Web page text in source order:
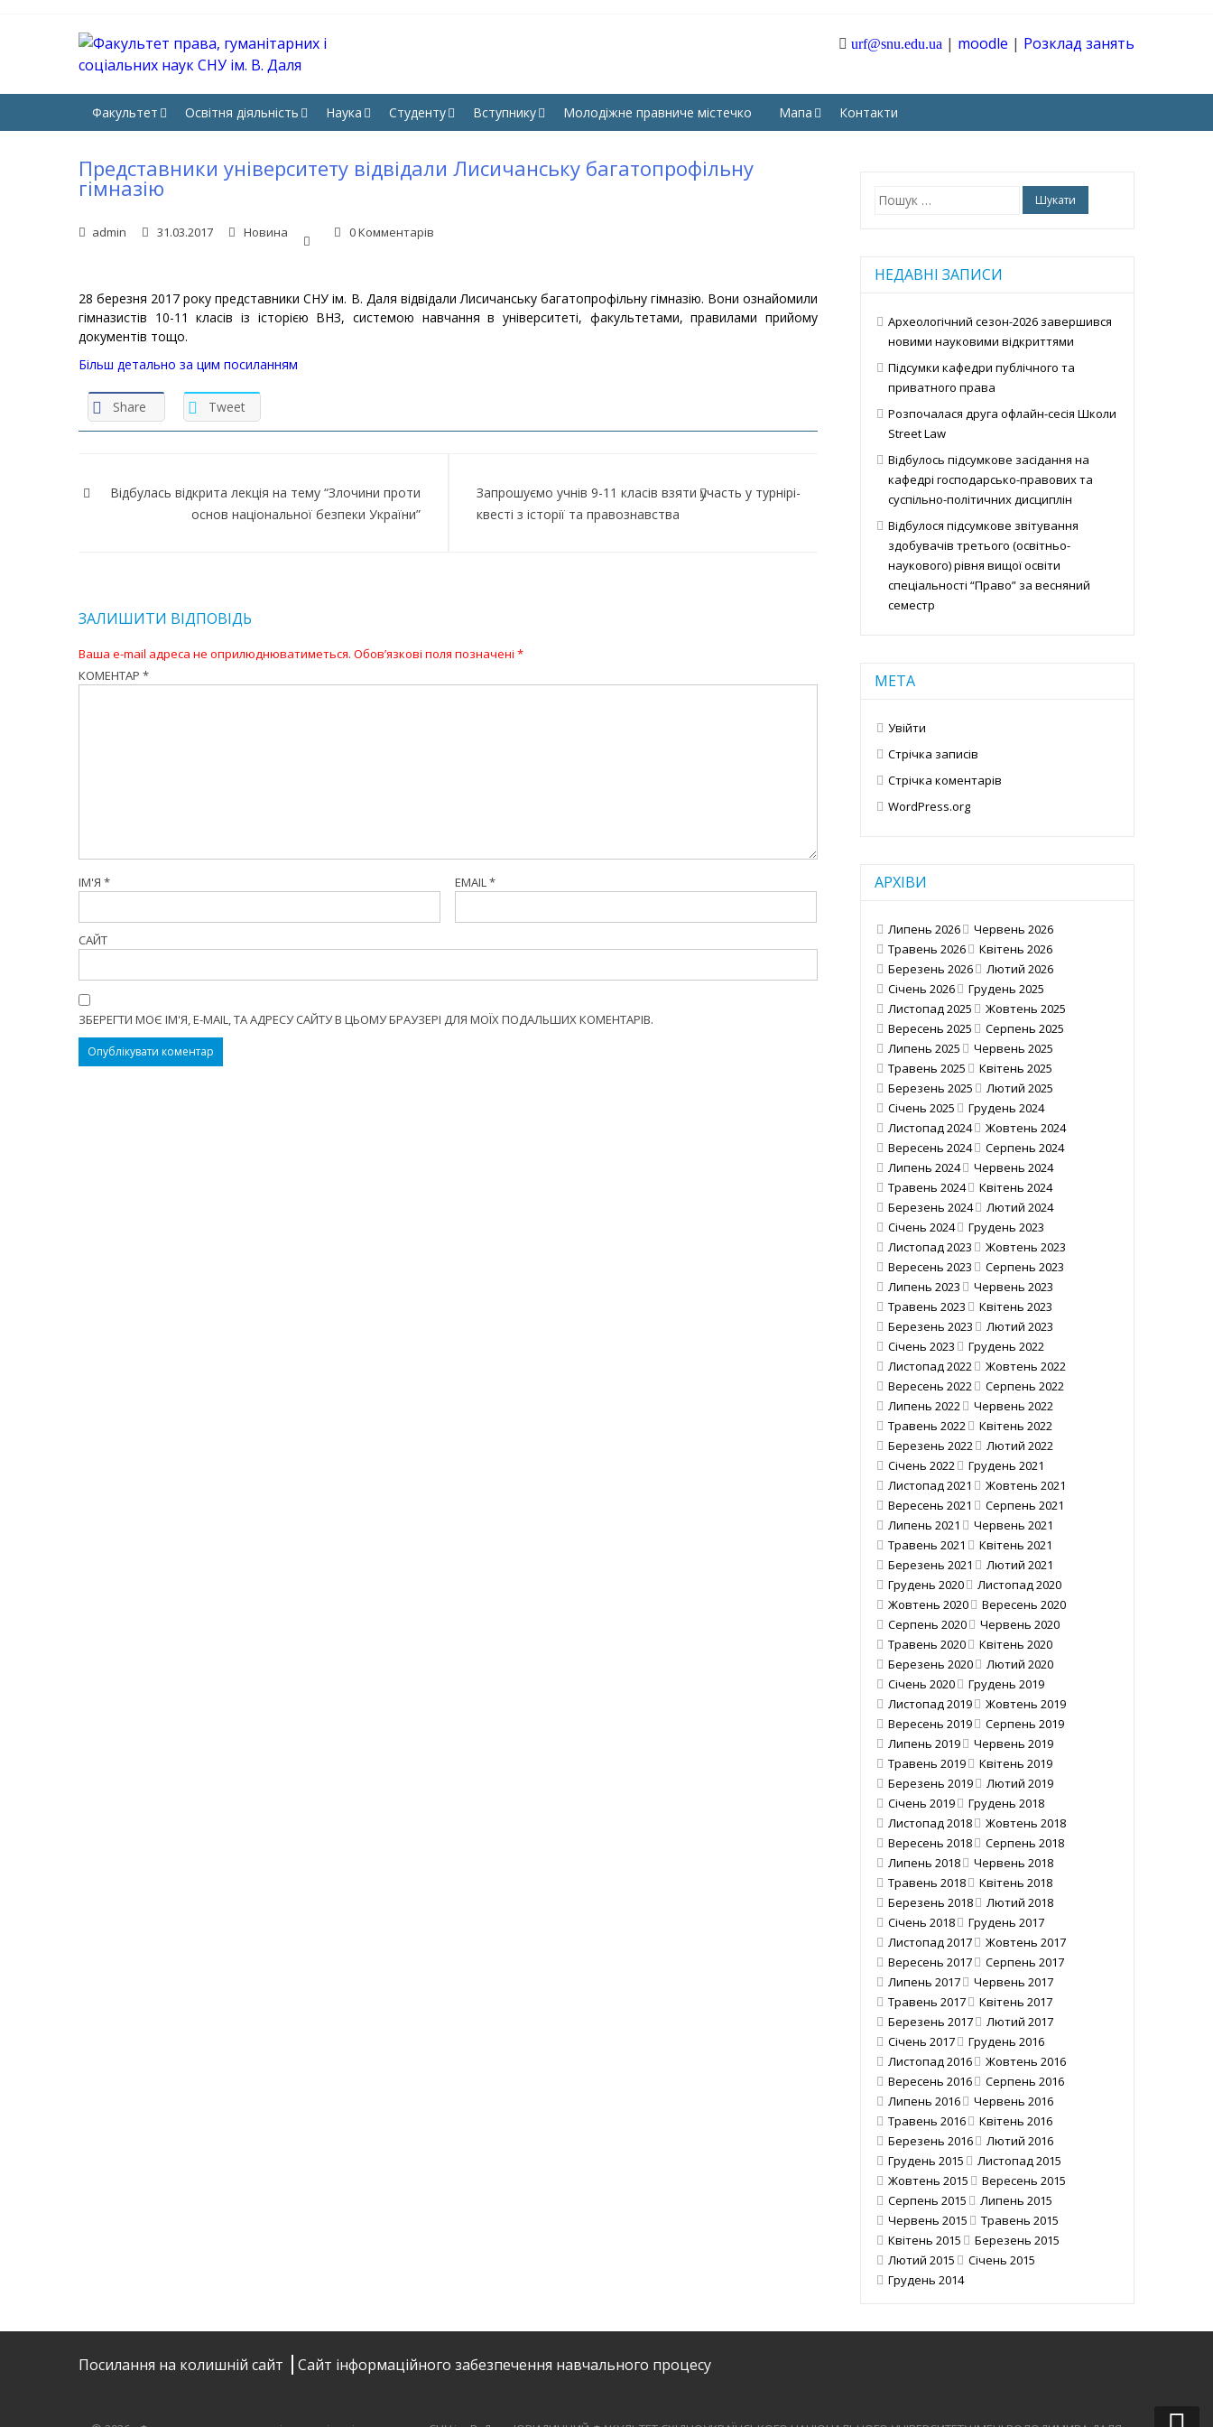
ФАКУЛЬТЕТ ПРАВА, ГУМАНІТАРНИХ І СОЦІАЛЬНИХ
НАУК СНУ ІМ. В. ДАЛЯ
urf@snu.edu.ua | moodle | Розклад занять
Факультет Освітня діяльність Наука Студенту Вступнику Молодіжне правниче містечко Мапа Контакти
Представники університету відвідали Лисичанську багатопрофільну
гімназію
admin 31.03.2017 Новина 0 Комментарів
28 березня 2017 року представники СНУ ім. В. Даля відвідали Лисичанську багатопрофільну гімназію. Вони ознайомили
гімназистів 10-11 класів із історією ВНЗ, системою навчання в університеті, факультетами, правилами прийому
документів тощо.
Більш детально за цим посиланням
Share Tweet
записів
Відбулась відкрита лекція на тему “Злочини проти
основ національної безпеки України”
Запрошуємо учнів 9-11 класів взяти участь у турнірі-
квесті з історії та правознавства
ЗАЛИШИТИ ВІДПОВІДЬ
Ваша e-mail адреса не оприлюднюватиметься. Обов’язкові поля позначені *
КОМЕНТАР *
ІМ'Я * EMAIL*
САЙТ
ЗБЕРЕГТИ МОЄ ІМ'Я, E-MAIL, ТА АДРЕСУ САЙТУ В ЦЬОМУ БРАУЗЕРІ ДЛЯ МОЇХ ПОДАЛЬШИХ КОМЕНТАРІВ.
Пошук:
НЕДАВНІ ЗАПИСИ
Археологічний сезон-2026 завершився
новими науковими відкриттями
Підсумки кафедри публічного та
приватного права
Розпочалася друга офлайн-сесія Школи
Street Law
Відбулось підсумкове засідання на
кафедрі господарсько-правових та
суспільно-політичних дисциплін
Відбулося підсумкове звітування
здобувачів третього (освітньо-
наукового) рівня вищої освіти
спеціальності “Право” за весняний
семестр
МЕТА
Увійти
Стрічка записів
Стрічка коментарів
WordPress.org
АРХІВИ
Липень 2026
Червень 2026
Травень 2026
Квітень 2026
Березень 2026
Лютий 2026
Січень 2026
Грудень 2025
Листопад 2025
Жовтень 2025
Вересень 2025
Серпень 2025
Липень 2025
Червень 2025
Травень 2025
Квітень 2025
Березень 2025
Лютий 2025
Січень 2025
Грудень 2024
Листопад 2024
Жовтень 2024
Вересень 2024
Серпень 2024
Липень 2024
Червень 2024
Травень 2024
Квітень 2024
Березень 2024
Лютий 2024
Січень 2024
Грудень 2023
Листопад 2023
Жовтень 2023
Вересень 2023
Серпень 2023
Липень 2023
Червень 2023
Травень 2023
Квітень 2023
Березень 2023
Лютий 2023
Січень 2023
Грудень 2022
Листопад 2022
Жовтень 2022
Вересень 2022
Серпень 2022
Липень 2022
Червень 2022
Травень 2022
Квітень 2022
Березень 2022
Лютий 2022
Січень 2022
Грудень 2021
Листопад 2021
Жовтень 2021
Вересень 2021
Серпень 2021
Липень 2021
Червень 2021
Травень 2021
Квітень 2021
Березень 2021
Лютий 2021
Грудень 2020
Листопад 2020
Жовтень 2020
Вересень 2020
Серпень 2020
Червень 2020
Травень 2020
Квітень 2020
Березень 2020
Лютий 2020
Січень 2020
Грудень 2019
Листопад 2019
Жовтень 2019
Вересень 2019
Серпень 2019
Липень 2019
Червень 2019
Травень 2019
Квітень 2019
Березень 2019
Лютий 2019
Січень 2019
Грудень 2018
Листопад 2018
Жовтень 2018
Вересень 2018
Серпень 2018
Липень 2018
Червень 2018
Травень 2018
Квітень 2018
Березень 2018
Лютий 2018
Січень 2018
Грудень 2017
Листопад 2017
Жовтень 2017
Вересень 2017
Серпень 2017
Липень 2017
Червень 2017
Травень 2017
Квітень 2017
Березень 2017
Лютий 2017
Січень 2017
Грудень 2016
Листопад 2016
Жовтень 2016
Вересень 2016
Серпень 2016
Липень 2016
Червень 2016
Травень 2016
Квітень 2016
Березень 2016
Лютий 2016
Грудень 2015
Листопад 2015
Жовтень 2015
Вересень 2015
Серпень 2015
Липень 2015
Червень 2015
Травень 2015
Квітень 2015
Березень 2015
Лютий 2015
Січень 2015
Грудень 2014
Посилання на колишній сайт Сайт інформаційного забезпечення навчального процесу